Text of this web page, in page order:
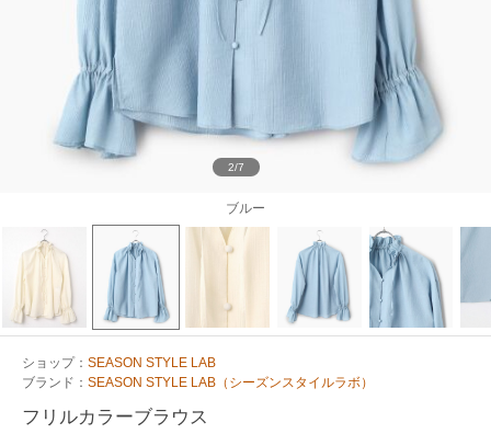
ブルー
2/7
ショップ： SEASON STYLE LAB
ブランド： SEASON STYLE LAB（シーズンスタイルラボ）
フリルカラーブラウス